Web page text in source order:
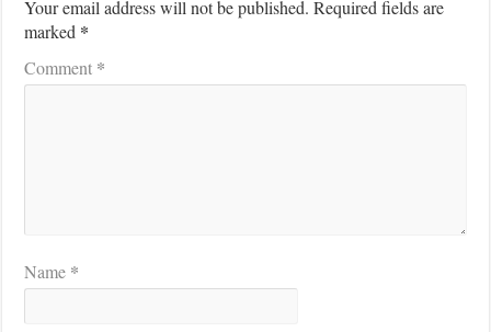
Your email address will not be published. Required fields are
marked *
Comment *
Name *